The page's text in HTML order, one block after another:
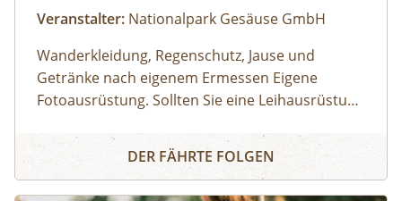
Veranstalter: Nationalpark Gesäuse GmbH
Wanderkleidung, Regenschutz, Jause und
Getränke nach eigenem Ermessen Eigene
Fotoausrüstung. Sollten Sie eine Leihausrüstung
den Veranstalter.€ 95,00 pro Teilnehmer:inMan
benötigt keine teuren Fernreisen, um
Naturfotografie „vor der Haustüre“
DER FÄHRTE FOLGEN